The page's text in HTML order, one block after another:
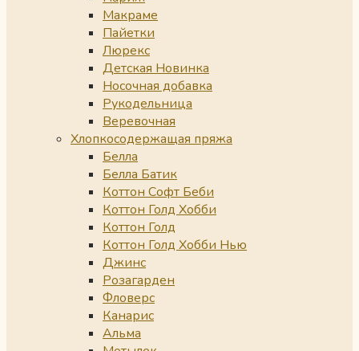
Макраме
Пайетки
Люрекс
Детская Новинка
Носочная добавка
Рукодельница
Веревочная
Хлопкосодержащая пряжа
Белла
Белла Батик
Коттон Софт Беби
Коттон Голд Хобби
Коттон Голд
Коттон Голд Хобби Нью
Джинс
Розагарден
Фловерс
Канарис
Альма